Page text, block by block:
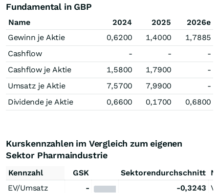
Fundamental in GBP
Name 2024 2025
2026e
Gewinn je Aktie
0,6200 1,4000
1,7885
Cashflow
- -
-
Cashflow je Aktie
1,5800 1,7900
-
Umsatz je Aktie
7,5700 7,9900
-
Dividende je Aktie
0,6600 0,1700 0,6800
Kurskennzahlen im Vergleich zum eigenen
Sektor Pharmaindustrie
Kennzahl GSK Sektorendurchschnitt
EV/Umsatz
- -0,3243